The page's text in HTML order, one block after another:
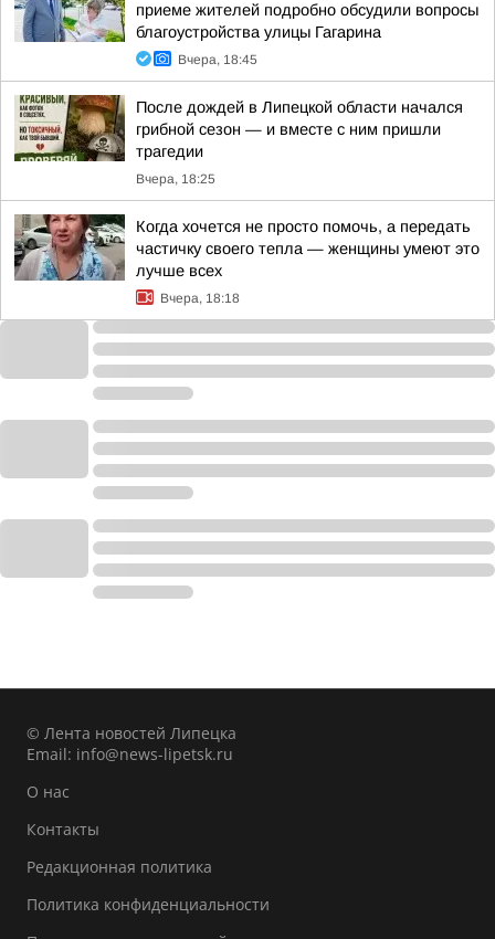
приеме жителей подробно обсудили вопросы
благоустройства улицы Гагарина
Вчера, 18:45
После дождей в Липецкой области начался
грибной сезон — и вместе с ним пришли
трагедии
Вчера, 18:25
Когда хочется не просто помочь, а передать
частичку своего тепла — женщины умеют это
лучше всех
Вчера, 18:18
© Лента новостей Липецка
Email: info@news-lipetsk.ru
О нас
Контакты
Редакционная политика
Политика конфиденциальности